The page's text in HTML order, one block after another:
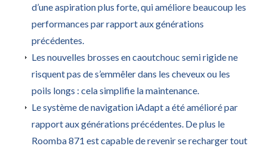
d’une aspiration plus forte, qui améliore beaucoup les
performances par rapport aux générations
précédentes.
Les nouvelles brosses en caoutchouc semi rigide ne
risquent pas de s’emmêler dans les cheveux ou les
poils longs : cela simplifie la maintenance.
Le système de navigation iAdapt a été amélioré par
rapport aux générations précédentes. De plus le
Roomba 871 est capable de revenir se recharger tout